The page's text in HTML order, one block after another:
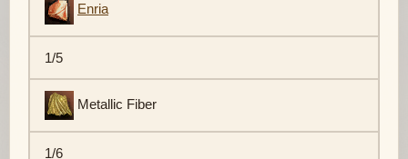
Enria
1/5
Metallic Fiber
1/6